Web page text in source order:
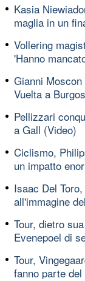
Kasia
maglia in un
Vollering
'Hanno
Gianni
Vuelta a Burgos
Pellizzari
a Gall (Video)
Ciclismo,
un impatto
Isaac Del
all'immagine
Tour, dietro
Evenepoel di
Tour,
fanno parte